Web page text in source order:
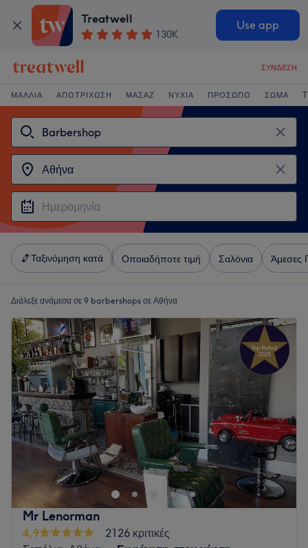
Treatwell
130K
Use app
ΣΎΝΔΕΣΗ
ΜΑΛΛΙΆ ΑΠΟΤΡΊΧΩΣΗ ΜΑΣΆΖ ΝΎΧΙΑ ΠΡΌΣΩΠΟ ΣΏΜΑ
Ταξινόμηση κατά Οποιαδήποτε τιμή Σαλόνια Άμεσες
Διάλεξε ανάμεσα σε 9 barbershops σε Αθήνα
Mr Lenorman
4,9
2126 κριτικές